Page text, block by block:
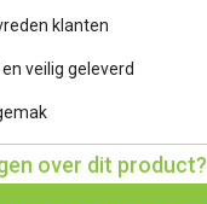
klanten
veilig geleverd
over dit product?